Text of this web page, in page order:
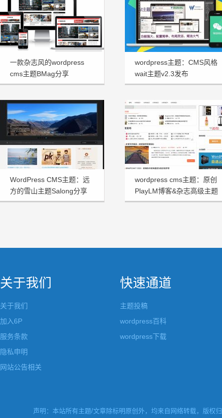
一款杂志风的wordpress
cms主题BMag分享
wordpress主题：CMS风格
wait主题v2.3发布
WordPress CMS主题：远
方的雪山主题Salong分享
wordpress cms主题：原创
PlayLM博客&杂志高级主题
关于我们
关于我们
加入6P
服务条款
隐私申明
网站公告相关
快速通道
主题投稿
wordpress百科
wordpress下载
声明：本站所有主题/文章除标明原创外，均来自网络转载，版权